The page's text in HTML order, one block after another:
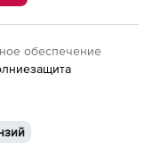
обеспечение